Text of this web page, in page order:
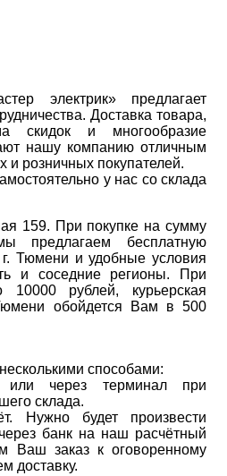
электрик» предлагает
Доставка товара,
скидок и многообразие
нашу компанию отличным
и розничных покупателей.
у нас со склада
159. При покупке на сумму
предлагаем бесплатную
г. Тюмени и удобные условия
и соседние регионы. При
рублей, курьерская
обойдется Вам в 500
способами:
или через терминал при
склада.
Нужно будет произвести
банк на наш расчётный
Ваш заказ к оговоренному
доставку.